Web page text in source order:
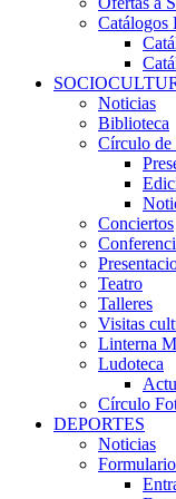
Catálogos
Noticias
Biblioteca
Círculo de
Conciertos
Teatro
Talleres
Visitas
Linterna
Ludoteca
Círculo
DEPORTES
Noticias